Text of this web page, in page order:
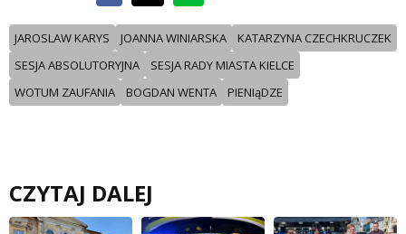
JAROSLAW KARYS JOANNA WINIARSKA
KATARZYNA CZECHKRUCZEK
SESJA ABSOLUTORYJNA
SESJA RADY MIASTA KIELCE
WOTUM ZAUFANIA
BOGDAN WENTA PIENIąDZE
CZYTAJ DALEJ